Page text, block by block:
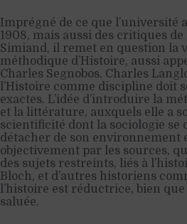
Imprégné de ce que l’université
1908, mais aussi des critiques
Simiand, il remet en question la
méthodique d’Histoire, aussi
Charles Segnobos, Charles
l’Histoire comme discipline doit
exactes. L’idée d’introduire la
et la littérature, auxquels elle a
scientificité dont la sociologie se
détacher de son environnement
objectivement par les sources,
des sujets restreints, liés à
Bloch, et d’autres historiens
l’histoire est réductrice, bien
saluée.